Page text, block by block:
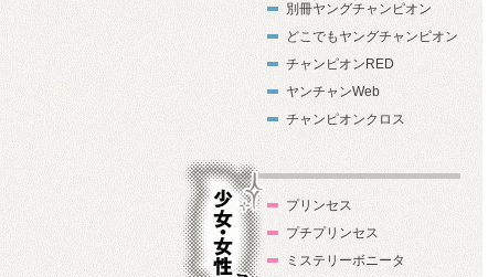
別冊ヤングチャンピオン
どこでもヤングチャンピオン
チャンピオンRED
ヤンチャンWeb
チャンピオンクロス
プリンセス
プチプリンセス
ミステリーボニータ